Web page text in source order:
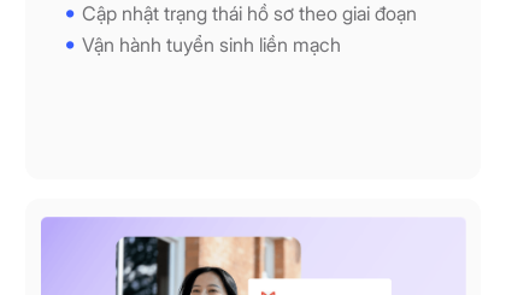
Cập nhật trạng thái hồ sơ theo giai đoạn
Vận hành tuyển sinh liền mạch